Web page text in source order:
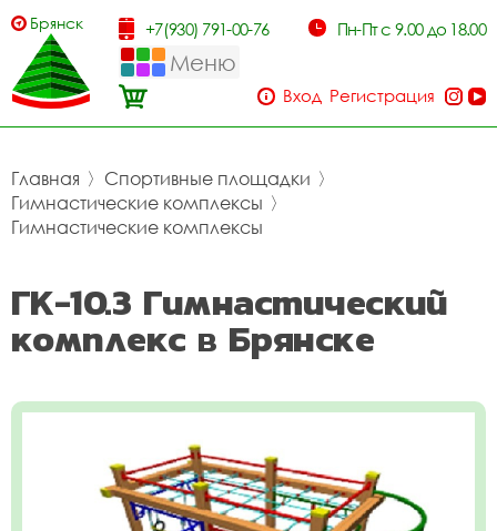
Брянск +7(930) 791-00-76 Пн-Пт с 9.00 до 18.00
Меню
Вход Регистрация
Главная 〉 Спортивные площадки 〉
Гимнастические комплексы 〉
Гимнастические комплексы
ГК-10.3 Гимнастический
комплекс в Брянске